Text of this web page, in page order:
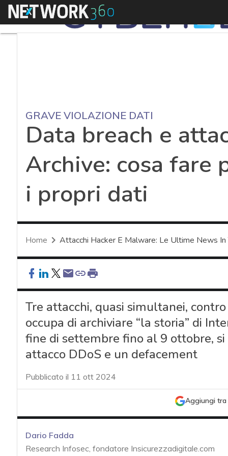
Menu
GRAVE VIOLAZIONE DATI
Data breach e
Archive: cosa fare
i propri dati
Home Attacchi Hacker E Malware: Le Ultime News
Tre attacchi, quasi simultanei,
occupa di archiviare “la storia” di
fine di settembre fino al 9 ottobre,
attacco DDoS e un defacement
Pubblicato il 11 ott 2024
Aggiungi tra
Dario Fadda
Research Infosec, fondatore Insicurezzadigitale.com